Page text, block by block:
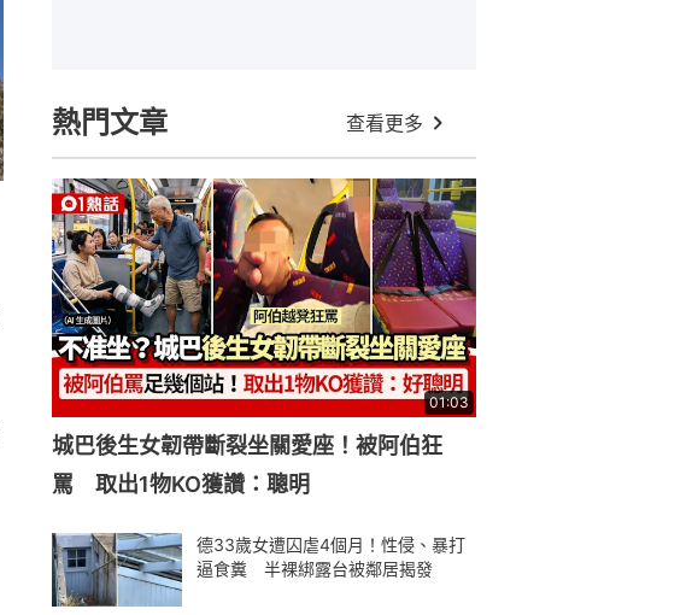
熱門文章 查看更多
01:03
城巴後生女韌帶斷裂坐關愛座！被阿伯狂
罵 取出1物KO獲讚：聰明
德33歲女遭囚虐4個月！性侵、暴打
逼食糞 半裸綁露台被鄰居揭發